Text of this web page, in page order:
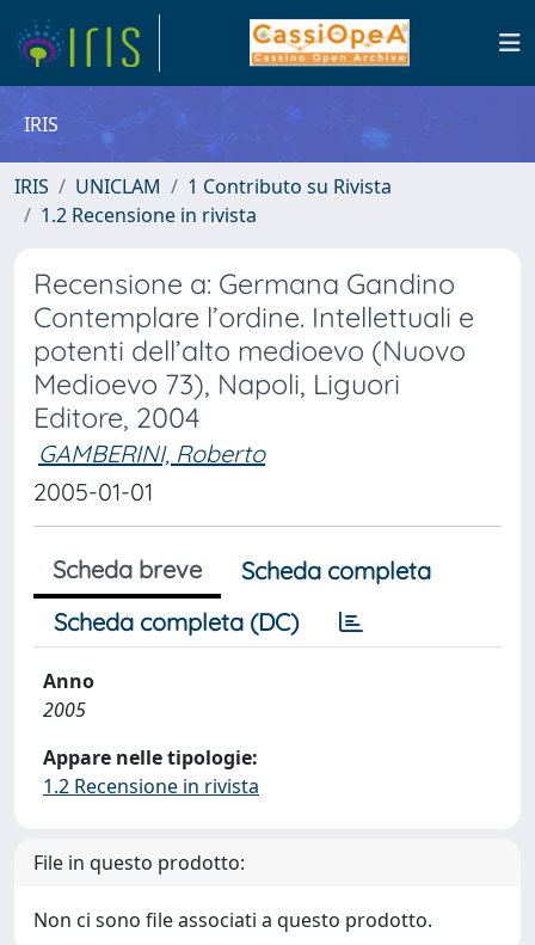
IRIS
IRIS UNICLAM
1 Contributo su Rivista
1.2 Recensione in rivista
Recensione a: Germana Gandino
Contemplare l’ordine. Intellettuali e
potenti dell’alto medioevo (Nuovo
Medioevo 73), Napoli, Liguori
Editore, 2004
GAMBERINI, Roberto
2005-01-01
Scheda breve
Scheda completa
Scheda completa (DC)
Anno
2005
Appare nelle tipologie:
1.2 Recensione in rivista
File in questo prodotto:
Non ci sono file associati a questo prodotto.